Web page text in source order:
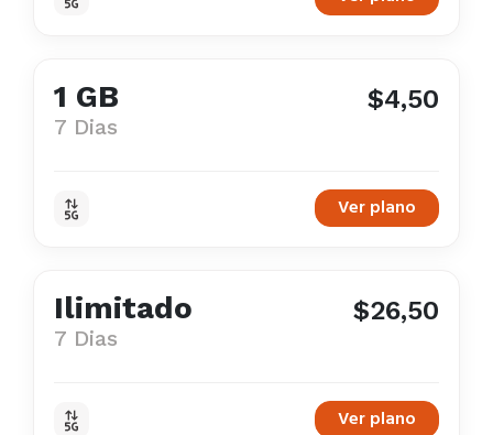
1 GB
7 Dias
$4,50
Ver plano
Ilimitado
7 Dias
$26,50
Ver plano